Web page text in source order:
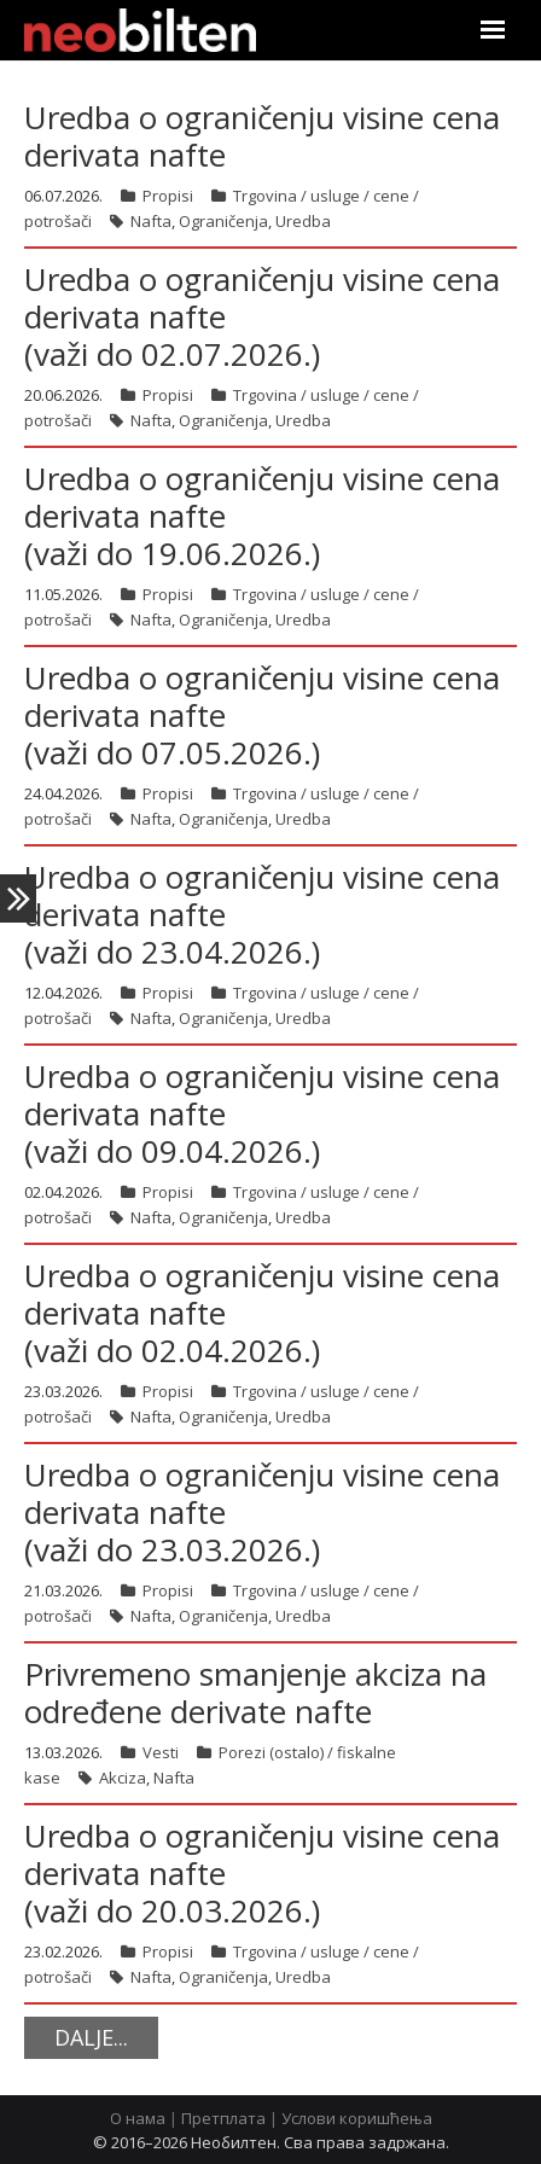
Претрага
Актуелно
Подаци
Линкови
О нама
Претплата
Пријава
latinica
Uredba o ograničenju visine cena
derivata nafte
06.07.2026. Propisi
Trgovina / usluge / cene /
potrošači
Nafta, Ograničenja,Uredba
Uredba o ograničenju visine cena
derivata nafte
(važi do 02.07.2026.)
20.06.2026. Propisi
Trgovina / usluge / cene /
potrošači
Nafta, Ograničenja,Uredba
Uredba o ograničenju visine cena
derivata nafte
(važi do 19.06.2026.)
11.05.2026. Propisi
Trgovina / usluge / cene /
potrošači
Nafta, Ograničenja,Uredba
Uredba o ograničenju visine cena
derivata nafte
(važi do 07.05.2026.)
24.04.2026. Propisi
Trgovina / usluge / cene /
potrošači
Nafta, Ograničenja,Uredba
Uredba o ograničenju visine cena
derivata nafte
(važi do 23.04.2026.)
12.04.2026. Propisi
Trgovina / usluge / cene /
potrošači
Nafta, Ograničenja,Uredba
Uredba o ograničenju visine cena
derivata nafte
(važi do 09.04.2026.)
02.04.2026. Propisi
Trgovina / usluge / cene /
potrošači
Nafta, Ograničenja,Uredba
Uredba o ograničenju visine cena
derivata nafte
(važi do 02.04.2026.)
23.03.2026. Propisi
Trgovina / usluge / cene /
potrošači
Nafta, Ograničenja,Uredba
Uredba o ograničenju visine cena
derivata nafte
(važi do 23.03.2026.)
21.03.2026. Propisi
Trgovina / usluge / cene /
potrošači
Nafta, Ograničenja,Uredba
Privremeno smanjenje akciza na
određene derivate nafte
13.03.2026. Vesti
Porezi (ostalo) / fiskalne
kase
Akciza,Nafta
Uredba o ograničenju visine cena
derivata nafte
(važi do 20.03.2026.)
23.02.2026. Propisi
Trgovina / usluge / cene /
potrošači
Nafta, Ograničenja,Uredba
DALJE...
О нама | Претплата | Услови коришћења
© 2016–2026 Необилтен. Сва права задржана.